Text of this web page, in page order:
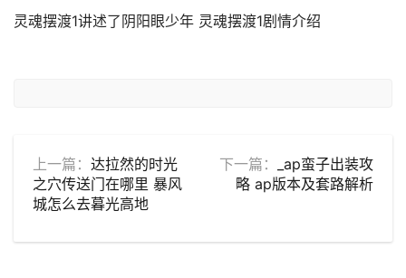
灵魂摆渡1讲述了阴阳眼少年 灵魂摆渡1剧情介绍
上一篇： 达拉然的时光
之穴传送门在哪里 暴风
城怎么去暮光高地
下一篇：
_ap蛮子出装攻
略 ap版本及套路解析